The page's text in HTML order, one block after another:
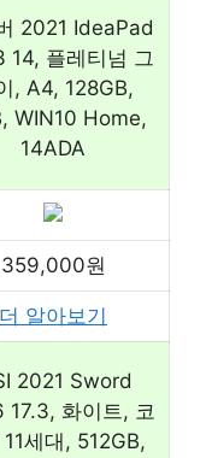
2021 IdeaPad
14, 플레티넘 그
, A4, 128GB,
WIN10 Home,
14ADA
359,000원
더 알아보기
2021 Sword
17.3, 화이트, 코
세대, 512GB,